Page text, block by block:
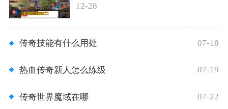
12-28
传奇技能有什么用处 07-18
热血传奇新人怎么练级 07-19
传奇世界魔域在哪 07-22